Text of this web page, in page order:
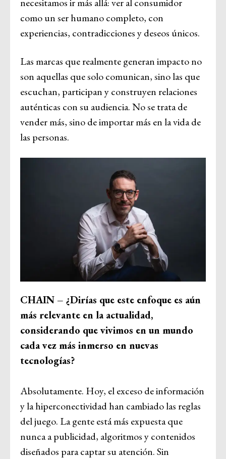
como un ser humano completo, con
experiencias, contradicciones y deseos únicos.
Las marcas que realmente generan impacto no
son aquellas que solo comunican, sino las que
escuchan, participan y construyen relaciones
auténticas con su audiencia. No se trata de
vender más, sino de importar más en la vida de
las personas.
CHAIN – ¿Dirías que este enfoque es aún
más relevante en la actualidad,
considerando que vivimos en un mundo
cada vez más inmerso en nuevas
tecnologías?
Absolutamente. Hoy, el exceso de información
y la hiperconectividad han cambiado las reglas
del juego. La gente está más expuesta que
nunca a publicidad, algoritmos y contenidos
diseñados para captar su atención. Sin